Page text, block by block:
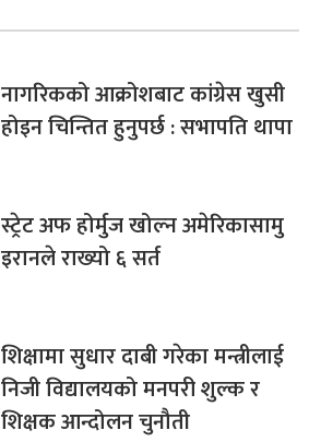
नागरिकको आक्रोशबाट कांग्रेस खुसी
होइन चिन्तित हुनुपर्छ : सभापति थापा
स्ट्रेट अफ होर्मुज खोल्न अमेरिकासामु
इरानले राख्यो ६ सर्त
शिक्षामा सुधार दाबी गरेका मन्त्रीलाई
निजी विद्यालयको मनपरी शुल्क र
शिक्षक आन्दोलन चुनौती